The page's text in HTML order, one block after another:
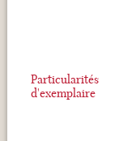
Particularités
d'exemplaire